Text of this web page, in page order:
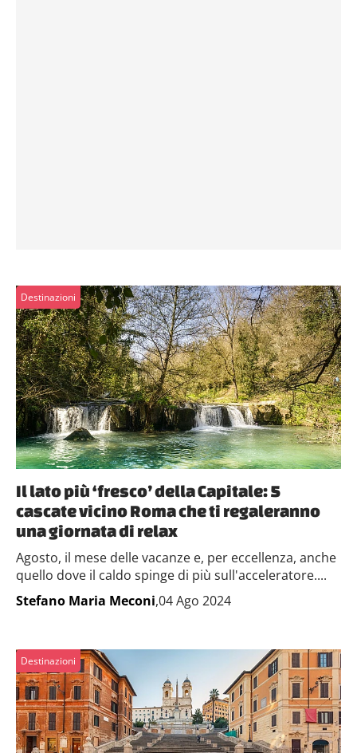
Destinazioni
Il lato più ‘fresco’ della Capitale: 5
cascate vicino Roma che ti regaleranno
una giornata di relax
Agosto, il mese delle vacanze e, per eccellenza, anche
quello dove il caldo spinge di più sull'acceleratore....
Stefano Maria Meconi,04 Ago 2024
Destinazioni